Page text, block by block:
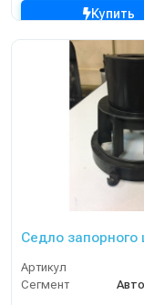
Купить
Седло запорного
Артикул
Сегмент